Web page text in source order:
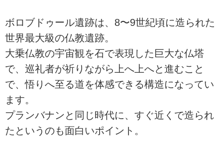
ボロブドゥール遺跡は、8〜9世紀頃に造られた
世界最大級の仏教遺跡。
大乗仏教の宇宙観を石で表現した巨大な仏塔
で、巡礼者が祈りながら上へ上へと進むこと
で、悟りへ至る道を体感できる構造になってい
ます。
プランバナンと同じ時代に、すぐ近くで造られ
たというのも面白いポイント。